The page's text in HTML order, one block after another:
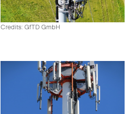
Credits: GfTD GmbH